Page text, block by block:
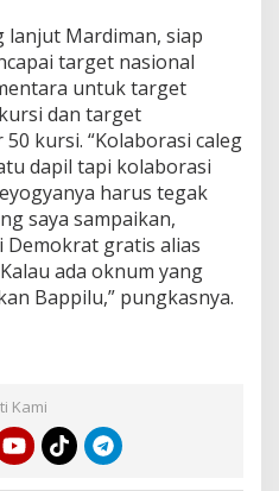
lanjut Mardiman, siap
target nasional
untuk target
dan target
kursi. “Kolaborasi caleg
dapil tapi kolaborasi
harus tegak
saya sampaikan,
gratis alias
ada oknum yang
Bappilu,” pungkasnya.
Kami